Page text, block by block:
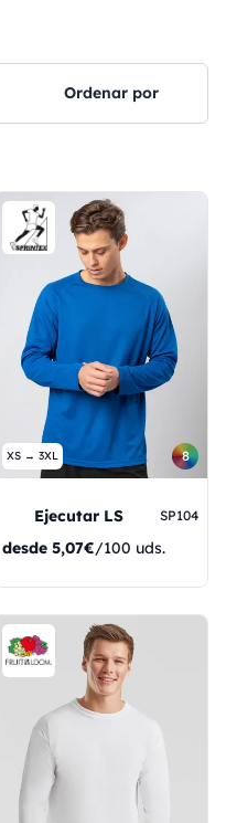
Ordenar por
XS → 3XL 8
Ejecutar LS SP104
desde 5,07€/100 uds.